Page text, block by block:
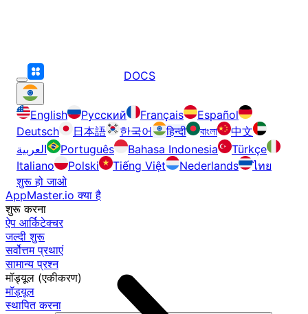
DOCS
English Русский Français
Español
Deutsch
日本語 한국어 हिन्दी বাংলা
中文
العربية
Português Bahasa Indonesia
Türkçe
Italiano
Polski Tiếng Việt Nederlands
ไทย
शुरू हो जाओ
AppMaster.io क्या है
शुरू करना
ऐप आर्किटेक्चर
जल्दी शुरू
सर्वोत्तम प्रथाएं
सामान्य प्रश्न
मॉड्यूल (एकीकरण)
मॉड्यूल
स्थापित करना